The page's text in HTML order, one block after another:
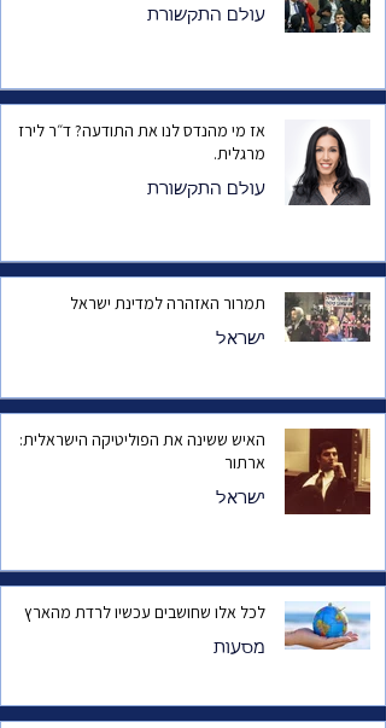
עולם התקשורת
אז מי מהנדס לנו את התודעה? ד״ר לירז
מרגלית.
עולם התקשורת
תמרור האזהרה למדינת ישראל
ישראל
האיש ששינה את הפוליטיקה הישראלית:
ארתור
ישראל
לכל אלו שחושבים עכשיו לרדת מהארץ
מסעות